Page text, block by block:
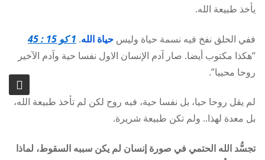
يأخذ طبيعة الله.
ففي الخلق نفخ فيه نسمة حياة وليس حياة الله. 1 كو 15 : 45
“هكذا مكتوب أيضا. صار آدم الإنسان الاول نفسا حية وآدم الآخير
روحا محييا”.
لم يقل روحا حيا، بل نفسا حية، فبه روح لكن لم تأخذ طبيعة الله،
بل معدة لهذا.. ولم تكن طبيعة شريرة.
تجسُّد الله الحتمي في صورة إنسان لم يكن سببه السقوط، لماذا